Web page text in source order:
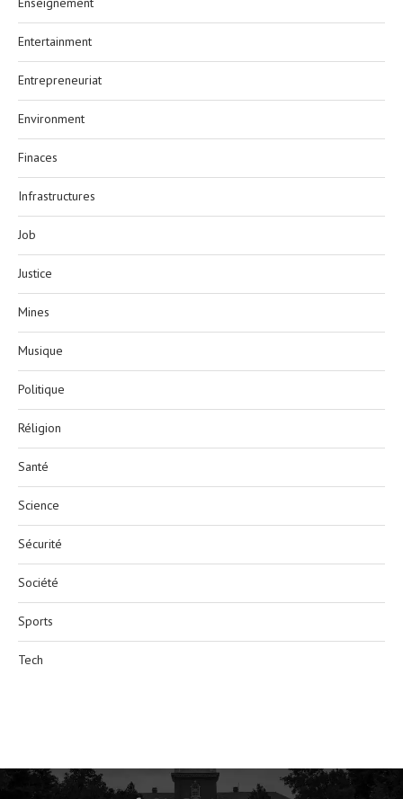
Entertainment
Entrepreneuriat
Environment
Finaces
Infrastructures
Job
Justice
Mines
Musique
Politique
Réligion
Santé
Science
Sécurité
Société
Sports
Tech